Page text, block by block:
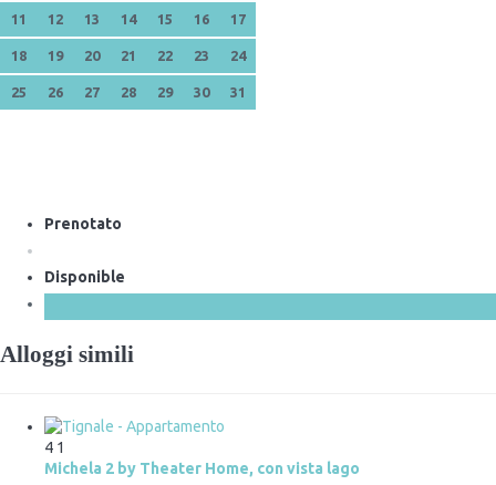
11 12 13 14 15 16 17
18 19 20 21 22 23 24
25 26 27 28 29 30 31
Prenotato
Disponible
Alloggi simili
4 1
Michela 2 by Theater Home, con vista lago